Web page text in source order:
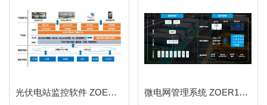
光伏电站监控软件 ZOER1000PV 微电网管理系统 ZOER1000WDW